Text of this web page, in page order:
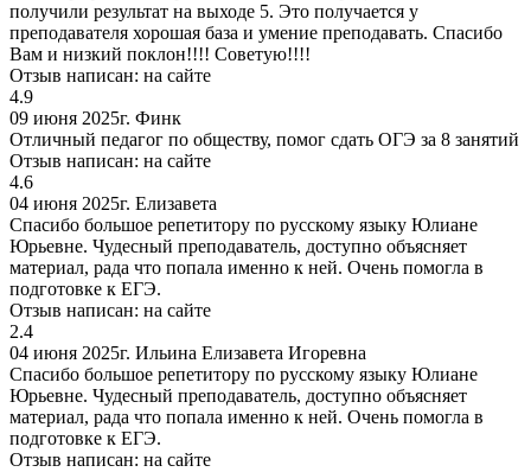
получили результат на выходе 5. Это получается у
преподавателя хорошая база и умение преподавать. Спасибо
Вам и низкий поклон!!!! Советую!!!!
Отзыв написан: на сайте
4.9
09 июня 2025г. Финк
Отличный педагог по обществу, помог сдать ОГЭ за 8 занятий
Отзыв написан: на сайте
4.6
04 июня 2025г. Елизавета
Спасибо большое репетитору по русскому языку Юлиане
Юрьевне. Чудесный преподаватель, доступно объясняет
материал, рада что попала именно к ней. Очень помогла в
подготовке к ЕГЭ.
Отзыв написан: на сайте
2.4
04 июня 2025г. Ильина Елизавета Игоревна
Спасибо большое репетитору по русскому языку Юлиане
Юрьевне. Чудесный преподаватель, доступно объясняет
материал, рада что попала именно к ней. Очень помогла в
подготовке к ЕГЭ.
Отзыв написан: на сайте